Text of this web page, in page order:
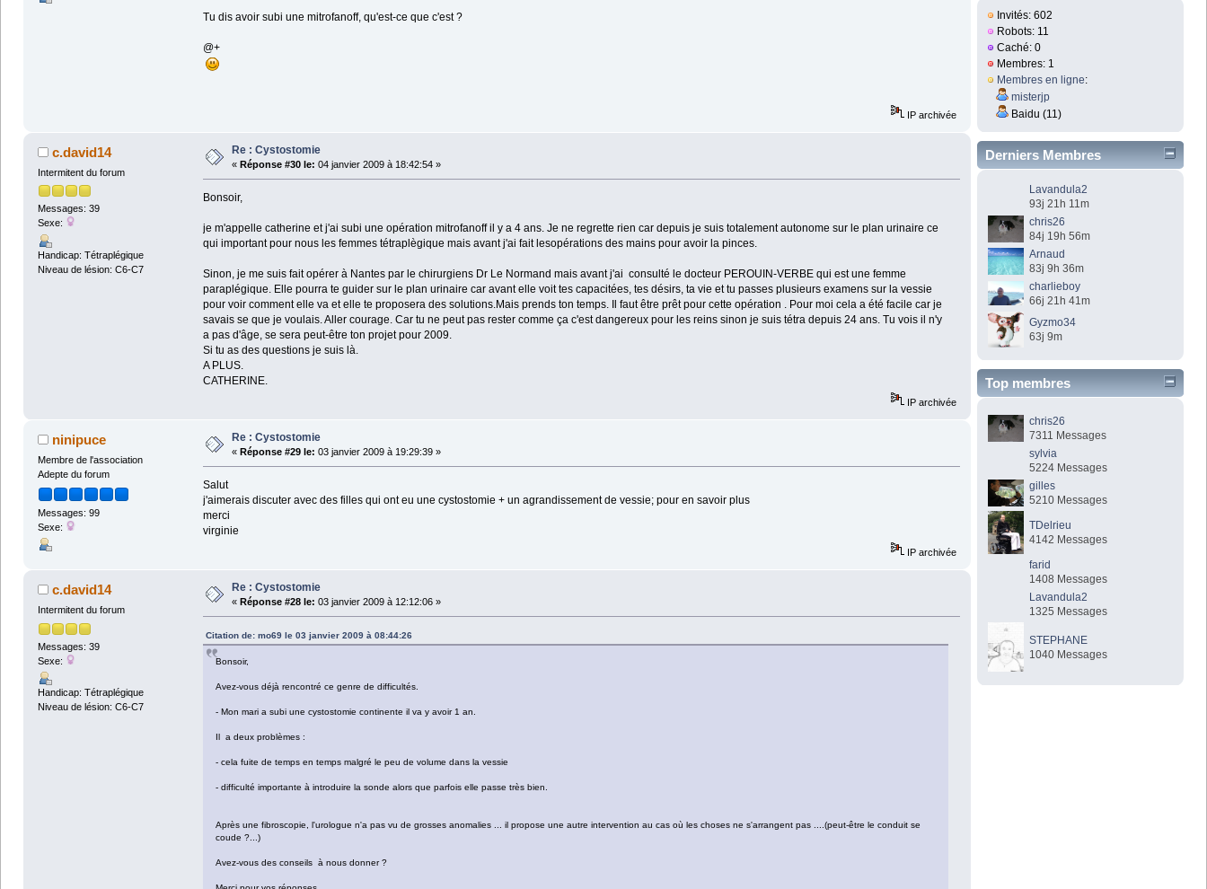
Tu dis avoir subi une mitrofanoff, qu'est-ce que c'est ?
@+
IP archivée
c.david14
Intermitent du forum
Messages: 39
Sexe:
Handicap: Tétraplégique
Niveau de lésion: C6-C7
Re : Cystostomie
« Réponse #30 le: 04 janvier 2009 à 18:42:54 »
Bonsoir,
je m'appelle catherine et j'ai subi une opération mitrofanoff il y a 4 ans. Je ne regrette rien car depuis je suis totalement autonome sur le plan urinaire ce
qui important pour nous les femmes tétraplègique mais avant j'ai fait lesopérations des mains pour avoir la pinces.
Sinon, je me suis fait opérer à Nantes par le chirurgiens Dr Le Normand mais avant j'ai consulté le docteur PEROUIN-VERBE qui est une femme
paraplégique. Elle pourra te guider sur le plan urinaire car avant elle voit tes capacitées, tes désirs, ta vie et tu passes plusieurs examens sur la vessie
pour voir comment elle va et elle te proposera des solutions.Mais prends ton temps. Il faut être prêt pour cette opération . Pour moi cela a été facile car je
savais se que je voulais. Aller courage. Car tu ne peut pas rester comme ça c'est dangereux pour les reins sinon je suis tétra depuis 24 ans. Tu vois il n'y
a pas d'âge, se sera peut-être ton projet pour 2009.
Si tu as des questions je suis là.
A PLUS.
CATHERINE.
IP archivée
ninipuce
Membre de l'association
Adepte du forum
Messages: 99
Sexe:
Re : Cystostomie
« Réponse #29 le: 03 janvier 2009 à 19:29:39 »
Salut
j'aimerais discuter avec des filles qui ont eu une cystostomie + un agrandissement de vessie; pour en savoir plus
merci
virginie
IP archivée
c.david14
Intermitent du forum
Messages: 39
Sexe:
Handicap: Tétraplégique
Niveau de lésion: C6-C7
Re : Cystostomie
« Réponse #28 le: 03 janvier 2009 à 12:12:06 »
Citation de: mo69 le 03 janvier 2009 à 08:44:26
Bonsoir,
Avez-vous déjà rencontré ce genre de difficultés.
- Mon mari a subi une cystostomie continente il va y avoir 1 an.
Il a deux problèmes :
- cela fuite de temps en temps malgré le peu de volume dans la vessie
- difficulté importante à introduire la sonde alors que parfois elle passe très bien.
Après une fibroscopie, l'urologue n'a pas vu de grosses anomalies ... il propose une autre intervention au cas où les choses ne s'arrangent pas ....(peut-être le conduit se
coude ?...)
Avez-vous des conseils à nous donner ?
Invités: 602
Robots: 11
Caché: 0
Membres: 1
Membres en ligne:
misterjp
Baidu (11)
Derniers Membres
Lavandula2
93j 21h 11m
chris26
84j 19h 56m
Arnaud
83j 9h 36m
charlieboy
66j 21h 41m
Gyzmo34
63j 9m
Top membres
chris26
7311 Messages
sylvia
5224 Messages
gilles
5210 Messages
TDelrieu
4142 Messages
farid
1408 Messages
Lavandula2
1325 Messages
STEPHANE
1040 Messages